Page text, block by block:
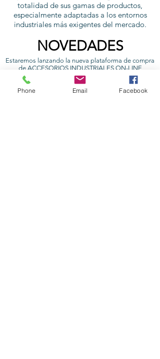
totalidad de sus gamas de productos,
especialmente adaptadas a los entornos
industriales más exigentes del mercado.
NOVEDADES
Estaremos lanzando la nueva plataforma de compra
de ACCESORIOS INDUSTRIALES ON-LINE
con envío a domicilio.
Pon tu correo electrónico para recibir cupones
descuentos en compras y mantenerte al corriente de
Phone Email Facebook